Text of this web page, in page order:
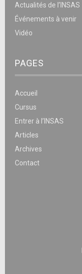
Actualités de l’INSAS
Événements à venir
Vidéo
PAGES
Accueil
Cursus
Entrer à l’INSAS
Articles
Archives
Contact